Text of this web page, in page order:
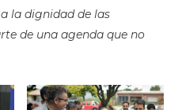
la dignidad de las
de una agenda que no